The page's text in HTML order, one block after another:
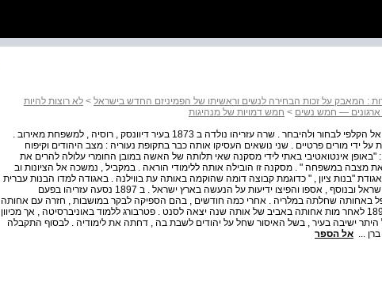
: המאבק על זכות הבחירה לנשים וראשיתו של הפמיניזם החדש בישראל > לא רוצות להיות
— חמש נשים > חמש דמויות של מנהיגות
בגיל וברעדה צעדה האשה אל הקלפי לבחור ולהיבחר . שרה עזריהו נולדה ב 1873 בעיר דיוונסק , רוסיה , למשפחת מאירוב .
על ידי מורים פרטיים . שני נושאים העסיקו אותה כבר בתקופת נעוריה : מצב היהודים וקיפוח
: "באופן אינטואטיבי באתי לידי מסקנה שאי תלותה של האשה במובן החומרי עלולה להרים את
מצבה במשפחה " . מסקנה זו הובילה אותה ללימודי הוראה . במקביל , נמשכה אל הציונות וב
אגודת "בנות ציון , " כדוגמת קבוצה דומה שהוקמה באותה עת בווילנה . באגודה למדו הבנות עברית
, תרבות והיסטוריה של עם ישראל ובנוסף , אספו והפיצו ידיעות על הנעשה בארץ ישראל . ב 1897 נסעה עזריהו בפעם
באחותה שחלתה במלריה . אחרי כמה חודשים , בהם הספיקה לבקר במושבות , חזרה עם אחותה
החולה לרוסיה בראשית . 1898 לאחר מות אחותה באביב של אותה שנה יצאה לסנט . פטרבורג ללמוד באוניברסיטה , אך מכיוון
ישיבה בעיר , בשל האיסור שחל על יהודים לשבת בה , דחתה את לימודיה . לבסוף התקבלה
... אל הספר